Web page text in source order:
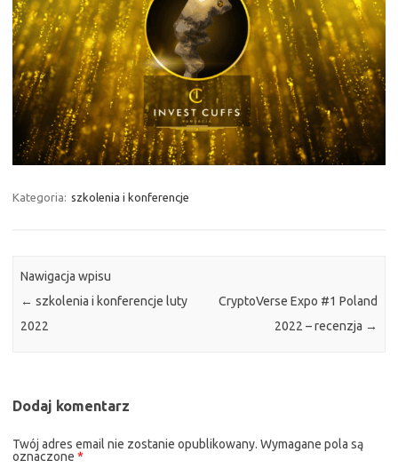
Kategoria: szkolenia i konferencje
Nawigacja wpisu
← szkolenia i konferencje luty
2022
CryptoVerse Expo #1 Poland
2022 – recenzja →
Dodaj komentarz
Twój adres email nie zostanie opublikowany. Wymagane pola są
oznaczone *